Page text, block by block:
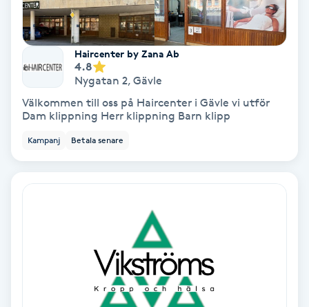
Skalpmassage
Skinbooster
Sklerosering
Skägg
Haircenter by Zana Ab
4.8
Nygatan 2, Gävle
Välkommen till oss på Haircenter i Gävle vi utför
Dam klippning Herr klippning Barn klipp
Kampanj Betala senare